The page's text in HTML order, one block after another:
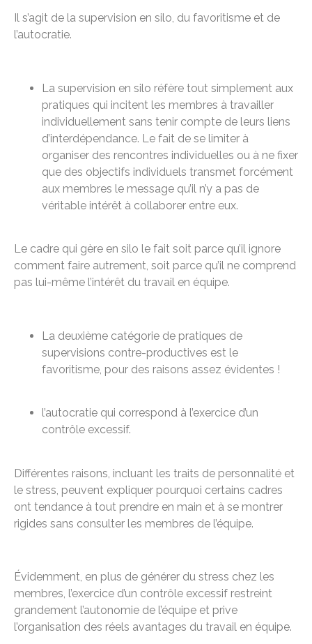
Il s’agit de la supervision en silo, du favoritisme et de
l’autocratie.
La supervision en silo réfère tout simplement aux
pratiques qui incitent les membres à travailler
individuellement sans tenir compte de leurs liens
d’interdépendance. Le fait de se limiter à
organiser des rencontres individuelles ou à ne fixer
que des objectifs individuels transmet forcément
aux membres le message qu’il n’y a pas de
véritable intérêt à collaborer entre eux.
Le cadre qui gère en silo le fait soit parce qu’il ignore
comment faire autrement, soit parce qu’il ne comprend
pas lui-même l’intérêt du travail en équipe.
La deuxième catégorie de pratiques de
supervisions contre-productives est le
favoritisme, pour des raisons assez évidentes !
l’autocratie qui correspond à l’exercice d’un
contrôle excessif.
Différentes raisons, incluant les traits de personnalité et
le stress, peuvent expliquer pourquoi certains cadres
ont tendance à tout prendre en main et à se montrer
rigides sans consulter les membres de l’équipe.
Évidemment, en plus de générer du stress chez les
membres, l’exercice d’un contrôle excessif restreint
grandement l’autonomie de l’équipe et prive
l’organisation des réels avantages du travail en équipe.